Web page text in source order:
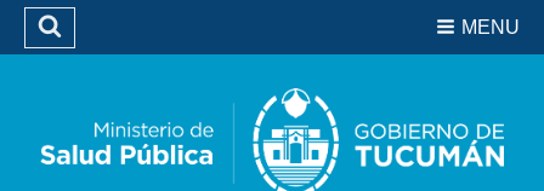
Biblioteca
MENU
Buscar